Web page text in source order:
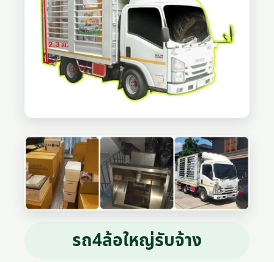
รถ4ล้อใหญ่รับจ้าง